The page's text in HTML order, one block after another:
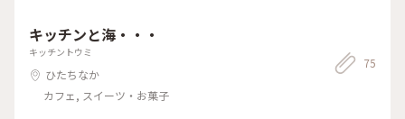
キッチンと海・・・
キッチントウミ
ひたちなか
カフェ, スイーツ・お菓子
75